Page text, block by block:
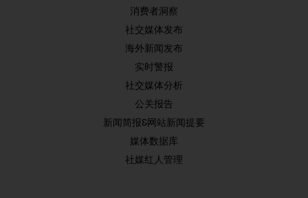
消费者洞察
社交媒体发布
海外新闻发布
实时警报
社交媒体分析
公关报告
新闻简报&网站新闻提要
媒体数据库
社媒红人管理